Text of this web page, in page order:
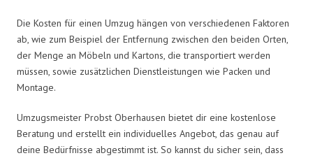
Die Kosten für einen Umzug hängen von verschiedenen Faktoren
ab, wie zum Beispiel der Entfernung zwischen den beiden Orten,
der Menge an Möbeln und Kartons, die transportiert werden
müssen, sowie zusätzlichen Dienstleistungen wie Packen und
Montage.
Umzugsmeister Probst Oberhausen bietet dir eine kostenlose
Beratung und erstellt ein individuelles Angebot, das genau auf
deine Bedürfnisse abgestimmt ist. So kannst du sicher sein, dass